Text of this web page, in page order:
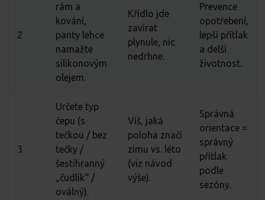
2
rám a
kování,
panty lehce
namažte
silikonovým
olejem.
Křídlo jde
zavírat
plynule, nic
nedrhne.
Prevence
opotřebení,
lepší přítlak
a delší
životnost.
3
Určete typ
čepu (s
tečkou / bez
tečky /
šestihranný
„čudlík“ /
oválný).
Víš, jaká
poloha značí
zimu vs. léto
(viz návod
výše).
Správná
orientace =
správný
přítlak
podle
sezóny.